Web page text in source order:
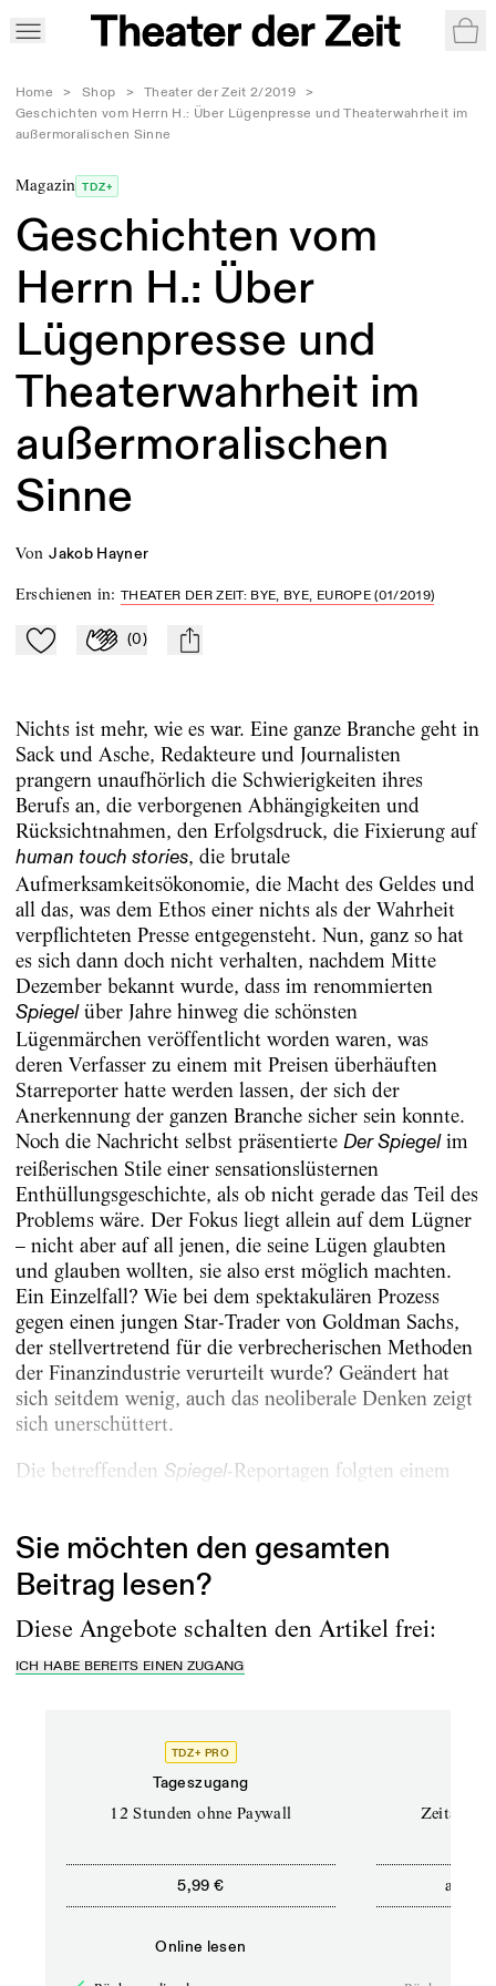
Home > Shop > Theater der Zeit 2/2019
>
Geschichten vom Herrn H.: Über Lügenpresse und Theaterwahrheit im
außermoralischen Sinne
Magazin TDZ+
Geschichten vom
Herrn H.: Über
Lügenpresse und
Theaterwahrheit im
außermoralischen
Sinne
von Jakob Hayner
Erschienen in:THEATER DER ZEIT: BYE, BYE, EUROPE (01/2019)
Zu Mein-TdZ hinzufügen
Applaudieren
(0) mail
Nichts ist mehr, wie es war. Eine ganze Branche geht in
Sack und Asche, Redakteure und Journalisten
prangern unaufhörlich die Schwierigkeiten ihres
Berufs an, die verborgenen Abhängigkeiten und
Rücksichtnahmen, den Erfolgsdruck, die Fixierung auf
human touch stories, die brutale
Aufmerksamkeitsökonomie, die Macht des Geldes und
all das, was dem Ethos einer nichts als der Wahrheit
verpflichteten Presse entgegensteht. Nun, ganz so hat
es sich dann doch nicht verhalten, nachdem Mitte
Dezember bekannt wurde, dass im renommierten
Spiegelüber Jahre hinweg die schönsten
Lügenmärchen veröffentlicht worden waren, was
deren Verfasser zu einem mit Preisen überhäuften
Starreporter hatte werden lassen, der sich der
Anerkennung der ganzen Branche sicher sein konnte.
Noch die Nachricht selbst präsentierte Der Spiegelim
reißerischen Stile einer sensationslüsternen
Enthüllungsgeschichte, als ob nicht gerade das Teil des
Problems wäre. Der Fokus liegt allein auf dem Lügner
– nicht aber auf all jenen, die seine Lügen glaubten
und glauben wollten, sie also erst möglich machten.
Ein Einzelfall? Wie bei dem spektakulären Prozess
gegen einen jungen Star-Trader von Goldman Sachs,
der stellvertretend für die verbrecherischen Methoden
der Finanzindustrie verurteilt wurde? Geändert hat
sich seitdem wenig, auch das neoliberale Denken zeigt
sich unerschüttert.
Die betreffenden Spiegel-Reportagen folgten einem
Sie möchten den gesamten
Beitrag lesen?
Diese Angebote schalten den Artikel frei:
ICH HABE BEREITS EINEN ZUGANG
TDZ+ PRO
Tageszugang
12 Stunden ohne Paywall
5,99 €
Online lesen
ab